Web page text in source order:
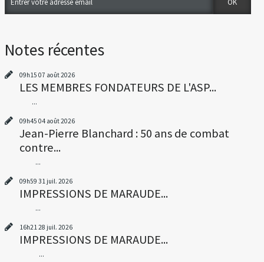
Notes récentes
09h15 07 août 2026
LES MEMBRES FONDATEURS DE L'ASP...
...
09h45 04 août 2026
Jean-Pierre Blanchard : 50 ans de combat
contre...
...
09h59 31 juil. 2026
IMPRESSIONS DE MARAUDE...
...
16h2128 juil. 2026
IMPRESSIONS DE MARAUDE...
...